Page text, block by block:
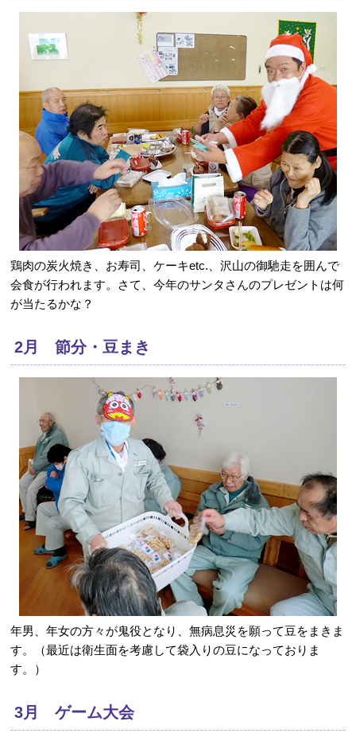
鶏肉の炭火焼き、お寿司、ケーキetc.、沢山の御馳走を囲んで
会食が行われます。さて、今年のサンタさんのプレゼントは何
が当たるかな？
2月 節分・豆まき
年男、年女の方々が鬼役となり、無病息災を願って豆をまきま
す。（最近は衛生面を考慮して袋入りの豆になっておりま
す。）
3月 ゲーム大会